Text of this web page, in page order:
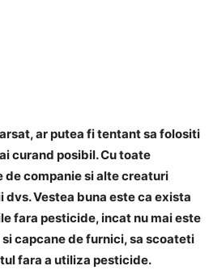
ar putea fi tentant sa folositi
curand posibil. Cu toate
de companie si alte creaturi
Vestea buna este ca exista
fara pesticide, incat nu mai este
capcane de furnici, sa scoateti
fara a utiliza pesticide.